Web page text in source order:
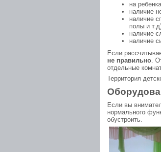
на
наличие
наличие
полы и
наличие
наличие
Если
не правильно.
отдельные
Территория
Если вы
нормального
обустроить.